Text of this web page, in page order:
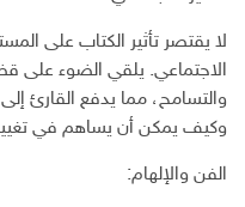
لا يقتصر تأثير الكتاب على
الاجتماعي. يلقي الضوء على
والتسامح، مما يدفع القارئ
وكيف يمكن أن يساهم في
الفن والإلهام: